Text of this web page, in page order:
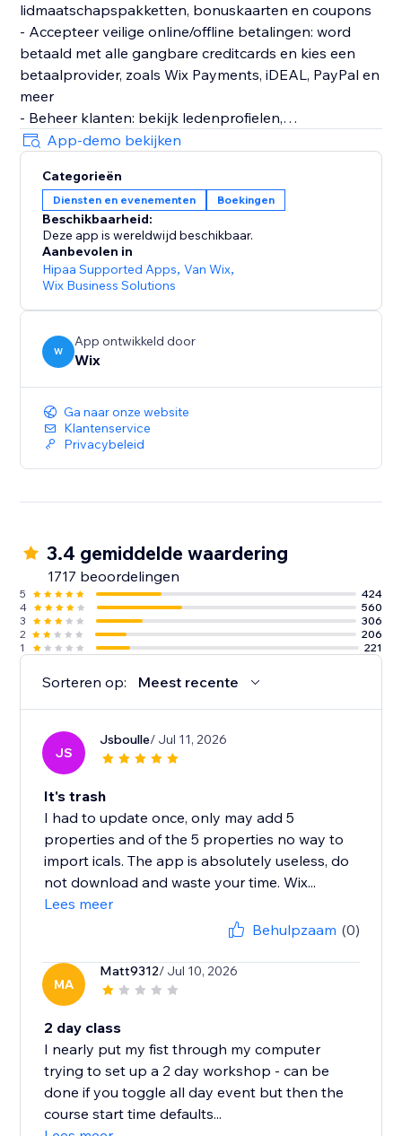
lidmaatschapspakketten, bonuskaarten en coupons
- Accepteer veilige online/offline betalingen: word
betaald met alle gangbare creditcards en kies een
betaalprovider, zoals Wix Payments, iDEAL, PayPal en
meer
- Beheer klanten: bekijk ledenprofielen,
boekingsgeschiedenis, betaalstatus, notities en meer
- Stuur sms en e-mailherinneringen: herinner klanten
aan komende sessies en pakketten die verlopen om
no-shows te verminderen
- Maak gebruik van een gepersonaliseerde Mobiele
app: laat je klanten onderweg diensten boeken en
betalen, chat met andere leden en blijf op de hoogte
- Houd je prestaties bij: krijg gedetailleerde analyses
van je financiën, de prestaties van je medewerkers en
de deelname van je klanten
- Beheer op mobiel: beheer je agenda, boekingen,
App-demo bekijken
Categorieën
Diensten en evenementen Boekingen
Beschikbaarheid:
Deze app is wereldwijd beschikbaar.
Aanbevolen in
Hipaa Supported Apps,Van Wix,
Wix Business Solutions
W
App ontwikkeld door
Wix
Ga naar onze website
Klantenservice
Privacybeleid
3.4 gemiddelde waardering
1717 beoordelingen
5
424
4
560
3
306
2
206
1
221
Sorteren op: Meest recente
JS
Jsboulle/ Jul 11, 2026
It's trash
I had to update once, only may add 5
properties and of the 5 properties no way to
import icals. The app is absolutely useless, do
not download and waste your time. Wix...
Lees meer
Behulpzaam (0)
MA
Matt9312/ Jul 10, 2026
2 day class
I nearly put my fist through my computer
trying to set up a 2 day workshop - can be
done if you toggle all day event but then the
course start time defaults...